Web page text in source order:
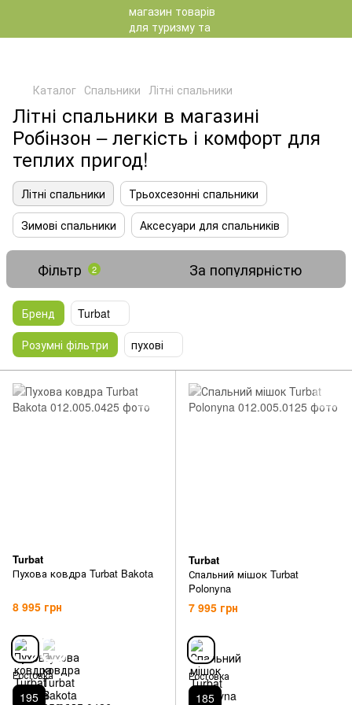
Каталог Спальники Літні спальники
Літні спальники в магазині
Робінзон – легкість і комфорт для
теплих пригод!
Літні спальники
Трьохсезонні спальники
Зимові спальники
Аксесуари для спальників
Фільтр 2 За популярністю
Бренд
Turbat
Розумні фільтри
пухові
Turbat
Пухова ковдра Turbat Bakota
8 995 грн
Ростовка
195
Turbat
Спальний мішок Turbat
Polonyna
7 995 грн
Ростовка
185